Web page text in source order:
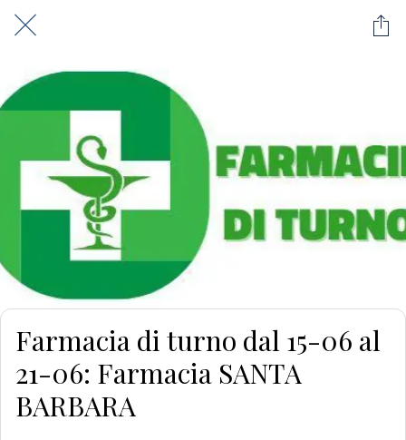
Farmacia di turno dal 15-06 al
21-06: Farmacia SANTA
BARBARA